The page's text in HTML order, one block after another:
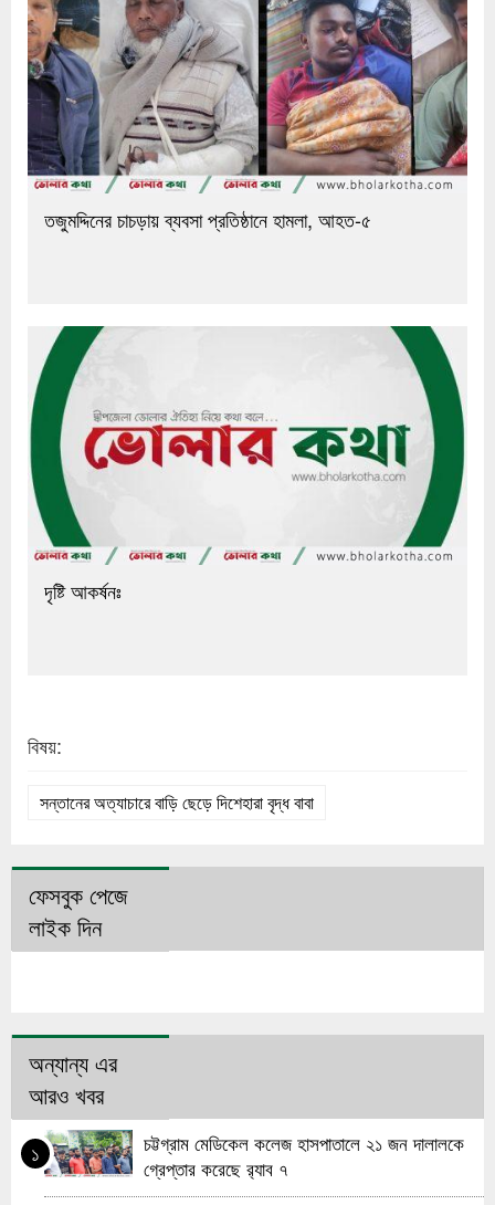
তজুমদ্দিনের চাচড়ায় ব্যবসা প্রতিষ্ঠানে হামলা, আহত-৫
দৃষ্টি আকর্ষনঃ
বিষয়:
সন্তানের অত্যাচারে বাড়ি ছেড়ে দিশেহারা বৃদ্ধ বাবা
ফেসবুক পেজে
লাইক দিন
অন্যান্য এর
আরও খবর
১
চট্টগ্রাম মেডিকেল কলেজ হাসপাতালে ২১ জন দালালকে
গ্রেপ্তার করেছে র‌্যাব ৭